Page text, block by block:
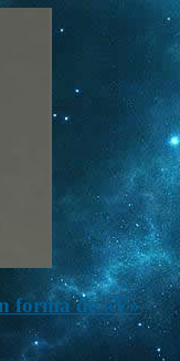
forma de «V»